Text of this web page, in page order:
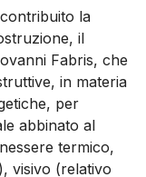
la
il
Fabris, che
in materia
per
abbinato al
termico,
visivo (relativo